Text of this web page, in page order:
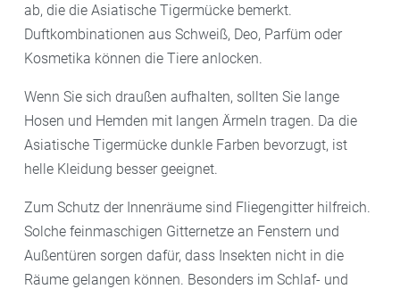
ab, die die Asiatische Tigermücke bemerkt.
Duftkombinationen aus Schweiß, Deo, Parfüm oder
Kosmetika können die Tiere anlocken.
Wenn Sie sich draußen aufhalten, sollten Sie lange
Hosen und Hemden mit langen Ärmeln tragen. Da die
Asiatische Tigermücke dunkle Farben bevorzugt, ist
helle Kleidung besser geeignet.
Zum Schutz der Innenräume sind Fliegengitter hilfreich.
Solche feinmaschigen Gitternetze an Fenstern und
Außentüren sorgen dafür, dass Insekten nicht in die
Räume gelangen können. Besonders im Schlaf- und